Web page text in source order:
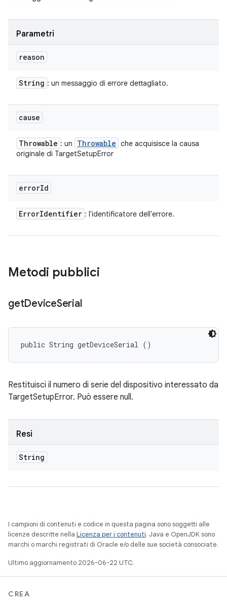
Parametri
reason
String : un messaggio di errore dettagliato.
cause
Throwable : un Throwable che acquisisce la causa
originale di TargetSetupError
errorId
ErrorIdentifier : l'identificatore dell'errore.
Metodi pubblici
getDeviceSerial
public String getDeviceSerial ()
Restituisci il numero di serie del dispositivo interessato da
TargetSetupError. Può essere null.
Resi
String
I campioni di contenuti e codice in questa pagina sono soggetti alle
licenze descritte nella Licenza per i contenuti. Java e OpenJDK sono
marchi o marchi registrati di Oracle e/o delle sue società consociate.
Ultimo aggiornamento 2026-06-22 UTC.
CREA